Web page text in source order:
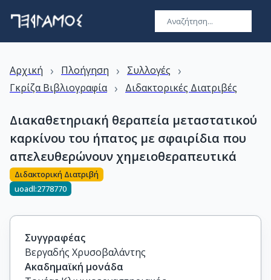
Αρχική › Πλοήγηση › Συλλογές ›
Γκρίζα Βιβλιογραφία › Διδακτορικές Διατριβές
Διακαθετηριακή θεραπεία μεταστατικού
καρκίνου του ήπατος με σφαιρίδια που
απελευθερώνουν χημειοθεραπευτικά
Διδακτορική Διατριβή
uoadl:2778770
Συγγραφέας
Βεργαδής Χρυσοβαλάντης
Ακαδημαϊκή μονάδα